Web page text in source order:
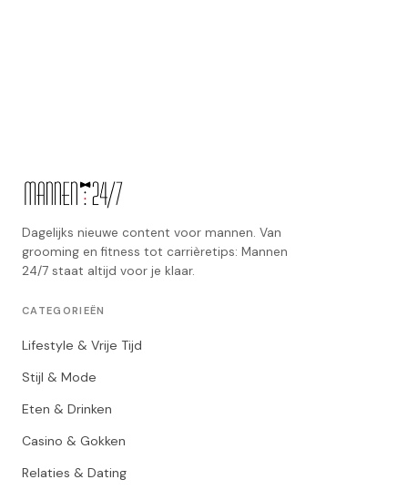
Dagelijks nieuwe content voor mannen. Van
grooming en fitness tot carrièretips: Mannen
24/7 staat altijd voor je klaar.
CATEGORIEËN
Lifestyle & Vrije Tijd
Stijl & Mode
Eten & Drinken
Casino & Gokken
Relaties & Dating